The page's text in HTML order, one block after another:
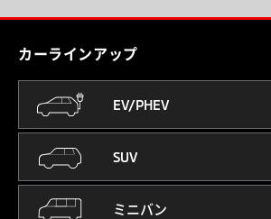
カーラインアップ
EV/PHEV
SUV
ミニバン